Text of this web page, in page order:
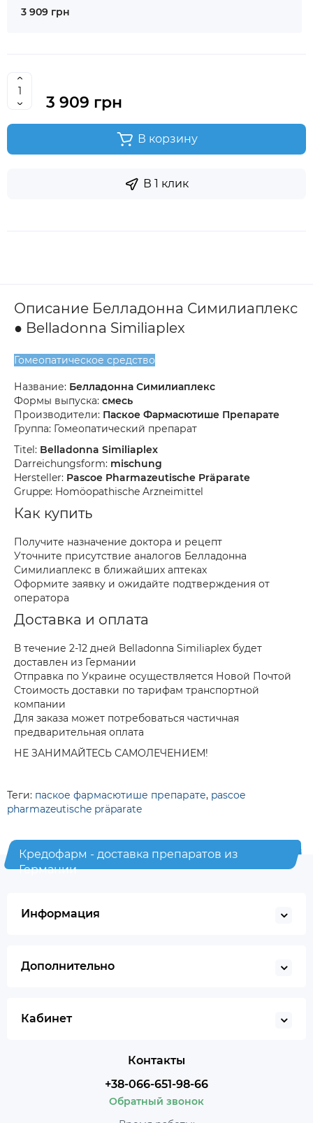
3 909 грн
3 909 грн
В корзину
В 1 клик
Описание Белладонна Симилиаплекс
● Belladonna Similiaplex
Гомеопатическое средство
Название: Белладонна Симилиаплекс
Формы выпуска: смесь
Производители: Паское Фармасютише Препарате
Группа: Гомеопатический препарат
Titel: Belladonna Similiaplex
Darreichungsform: mischung
Hersteller: Pascoe Pharmazeutische Präparate
Gruppe: Homöopathische Arzneimittel
Как купить
Получите назначение доктора и рецепт
Уточните присутствие аналогов Белладонна
Симилиаплекс в ближайших аптеках
Оформите заявку и ожидайте подтверждения от
оператора
Доставка и оплата
В течение 2-12 дней Belladonna Similiaplex будет
доставлен из Германии
Отправка по Украине осуществляется Новой Почтой
Стоимость доставки по тарифам транспортной
компании
Для заказа может потребоваться частичная
предварительная оплата
НЕ ЗАНИМАЙТЕСЬ САМОЛЕЧЕНИЕМ!
Теги: паское фармасютише препарате, pascoe
pharmazeutische präparate
Кредофарм - доставка препаратов из
Германии
Информация
Дополнительно
Кабинет
Контакты
+38-066-651-98-66
Обратный звонок